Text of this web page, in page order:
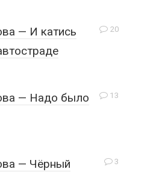
20
— И катись
13
— Надо было
3
— Чёрный